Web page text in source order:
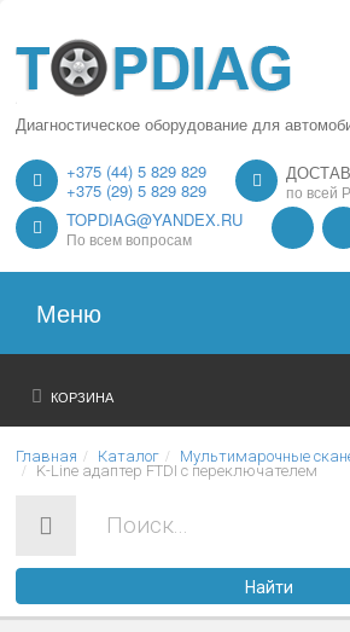
Диагностическое оборудование для
+375 (44) 5 829 829
+375 (29) 5 829 829
по всей
TOPDIAG@YANDEX.RU
По всем вопросам
Меню
Главная
О нас
Оплата
КОРЗИНА
Главная Каталог
Мультимарочные
K-Line адаптер FTDI с переключателем
Найти